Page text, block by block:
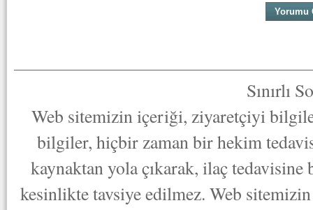
Sınırlı
Web sitemizin içeriği, ziyaretçiyi
bilgiler, hiçbir zaman bir hekim
kaynaktan yola çıkarak, ilaç
kesinlikte tavsiye edilmez. Web